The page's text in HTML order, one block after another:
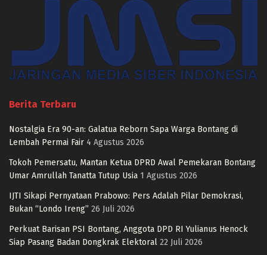
Berita Terbaru
Nostalgia Era 90-an: Galatua Reborn Sapa Warga Bontang di
Lembah Permai Fair 4 Agustus 2026
Tokoh Pemersatu, Mantan Ketua DPRD Awal Pemekaran Bontang
Umar Amrullah Tanatta Tutup Usia 1 Agustus 2026
IJTI Sikapi Pernyataan Prabowo: Pers Adalah Pilar Demokrasi,
Bukan “Londo Ireng” 26 Juli 2026
Perkuat Barisan PSI Bontang, Anggota DPD RI Yulianus Henock
Siap Pasang Badan Dongkrak Elektoral 22 Juli 2026